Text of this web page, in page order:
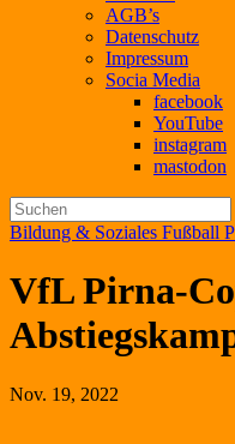
AGB’s
Datenschutz
Impressum
Socia Media
facebook
YouTube
instagram
mastodon
Bildung & Soziales Fußball
VfL Pirna-
Nov. 19, 2022